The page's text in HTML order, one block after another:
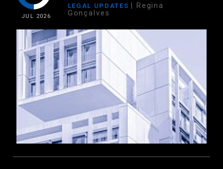
JUL 2026
LEGAL UPDATES
| Regina
Gonçalves